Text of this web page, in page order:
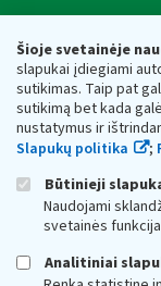
Šioje svetainėje
slapukai įdiegiami
sutikimas. Taip pat
sutikimą bet kada
nustatymus ir
Slapukų politika
;
Būtinieji
Naudojami
svetainės
Analitiniai
Respublikos
Biudžetinė įstaiga.
adresas: Vasario
vmi@vmi.lt, E.
Duomenys apie
Respublikos